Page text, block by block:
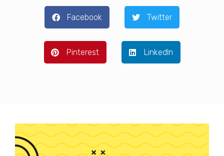
Facebook Twitter
Pinterest LinkedIn